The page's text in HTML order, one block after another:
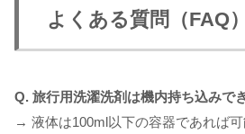
よくある質問（FAQ）
Q. 旅行用洗濯洗剤は機内持ち込みで
→ 液体は100ml以下の容器であれば